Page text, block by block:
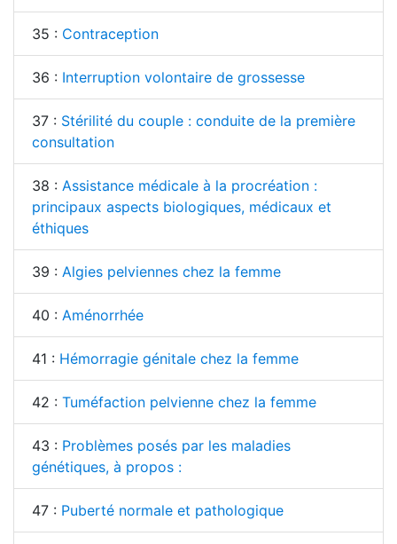
35 : Contraception
36 : Interruption volontaire de grossesse
37 : Stérilité du couple : conduite de la première
consultation
38 : Assistance médicale à la procréation :
principaux aspects biologiques, médicaux et
éthiques
39 : Algies pelviennes chez la femme
40 : Aménorrhée
41 : Hémorragie génitale chez la femme
42 : Tuméfaction pelvienne chez la femme
43 : Problèmes posés par les maladies
génétiques, à propos :
47 : Puberté normale et pathologique